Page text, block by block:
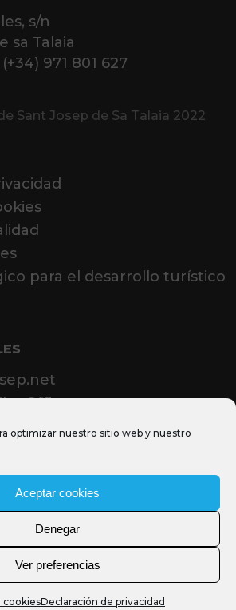
optimizar nuestro sitio web y nuestro
Aceptar cookies
Denegar
Ver preferencias
cookiesDeclaración de privacidad
s/n
sa Talaia
971 801 627
Sant Josep de Sa Talaia 2022
para el desarrollo turístico
Office
MICE